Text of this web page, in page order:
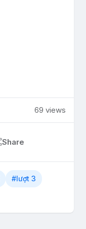
69 views
Share
#lượt 3